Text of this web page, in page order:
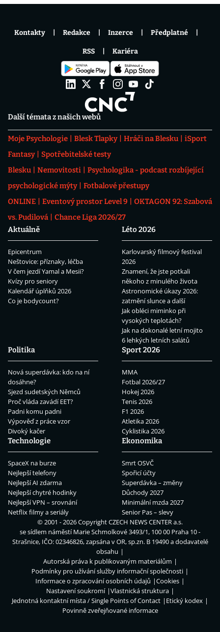
Další témata z našich webů
Moje Psychologie Blesk Tlapky Hráči na Blesku
iSport
Fantasy
Spotřebitelské testy
Blesku
Nemovitosti
Psychologika - podcast rozbíjející
psychologické mýty
Fotbalové přestupy
ONLINE
Eventový prostor Level 9
OKTAGON 92: Szabová
vs. Pudilová
Chance Liga 2026/27
Aktuálně
Epicentrum
Neštovice: příznaky, léčba
V čem jezdí Yamal a Mesii?
Kvízy pro seniory
Kalendář úplňků 2026
Co je bodycount?
Léto 2026
Karlovarský filmový festival
2026
Znamení, že jste potkali
někoho z minulého života
Astronomické úkazy 2026:
zatmění slunce a další
Jak obléci miminko při
vysokých teplotách?
Jak na dokonalé letní mojito
6 lehkých letních salátů
Politika
Nová superdávka: kdo na ní
dosáhne?
Sjezd sudetských Němců
Proč vláda zavádí EET?
Padni komu padni
Výpověď z práce vzor
Divoký kačer
Sport 2026
MMA
Fotbal 2026/27
Hokej 2026
Tenis 2026
F1 2026
Atletika 2026
Cyklistika 2026
Technologie
SpaceX na burze
Nejlepší telefony
Nejlepší AI zdarma
Nejlepší chytré hodinky
Nejlepší VPN – srovnání
Netflix filmy a seriály
Ekonomika
Smrt OSVČ
Spořicí účty
Superdávka – změny
Důchody 2027
Minimální mzda 2027
Senior Pas – slevy
Kontakty Redakce Inzerce Předplatné
RSS Kariéra
© 2001 - 2026 CopyrightCZECH NEWS CENTER a.s.
se sídlem náměstí Marie Schmolkové 3493/1, 100 00 Praha 10 -
Strašnice, IČO: 02346826, zapsána v OR, sp.zn. B 19490 a dodavatelé
obsahu
Autorská práva k publikovaným materiálům
Podmínky pro užívání služby informační společnosti
Informace o zpracování osobních údajů
Cookies
Nastavení soukromí
Vlastnická struktura
Jednotná kontaktní místa / Single Points of Contact
Etický kodex
Povinně zveřejňované informace